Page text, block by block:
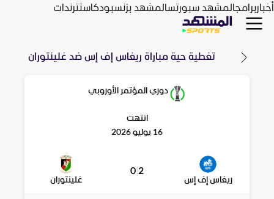
أخباربرامجالمشهد سبورتسالمشهد بزنسبودكاستترندات
تغطية حية مباراة ريغاس إف إس ضد غلينتوران
دوري المؤتمر الأوروبي
انتهت
16 يوليو 2026
ريغاس إف إس
2
0
غلينتوران